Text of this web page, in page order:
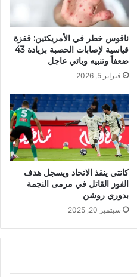
ناقوس خطر في الأمريكتين: قفزة
قياسية لإصابات الحصبة بزيادة 43
ضعفاً وتنبيه وبائي عاجل
فبراير 5, 2026
كانتي ينقذ الاتحاد ويسجل هدف
الفوز القاتل في مرمى النجمة
بدوري روشن
سبتمبر 20, 2025